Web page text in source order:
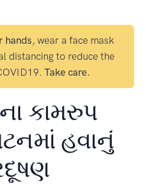
hands, wear a face mask
distancing to reduce the
Take care.
કામરુપ
હવાનું